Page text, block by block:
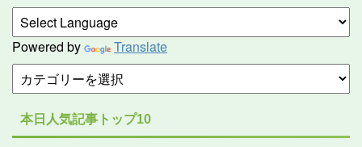
Powered by Translate
本日人気記事トップ10